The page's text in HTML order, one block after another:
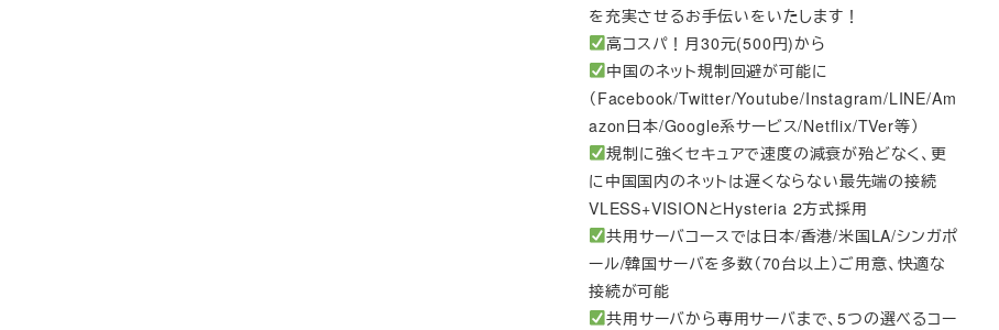
を充実させるお手伝いをいたします！
高コスパ！月30元(500円)から
中国のネット規制回避が可能に
（Facebook/Twitter/Youtube/Instagram/LINE/Am
azon日本/Google系サービス/Netflix/TVer等）
規制に強くセキュアで速度の減衰が殆どなく、更
に中国国内のネットは遅くならない最先端の接続
VLESS+VISIONとHysteria 2方式採用
共用サーバコースでは日本/香港/米国LA/シンガポ
ール/韓国サーバを多数（70台以上）ご用意、快適な
接続が可能
共用サーバから専用サーバまで、5つの選べるコー